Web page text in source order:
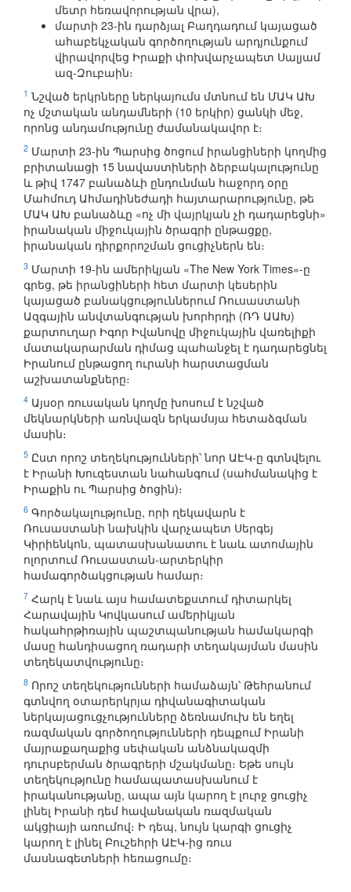
մետր հեռավորության վրա),
մարտի 23-ին դարձյալ Բաղդադում կայացած
ահաբեկչական գործողության արդյունքում
վիրավորվեց Իրաքի փոխվարչապետ Սալյամ
ազ-Զուբաին։
1 Նշված երկրները ներկայումս մտնում են ՄԱԿ ԱԽ
ոչ մշտական անդամների (10 երկիր) ցանկի մեջ,
որոնց անդամությունը ժամանակավոր է։
2 Մարտի 23-ին Պարսից ծոցում իրանցիների կողմից
բրիտանացի 15 նավաստիների ձերբակալությունը
և թիվ 1747 բանաձևի ընդունման հաջորդ օրը
Մահմուդ Ահմադինեժադի հայտարարությունը, թե
ՄԱԿ ԱԽ բանաձևը «ոչ մի վայրկյան չի դադարեցնի»
իրանական միջուկային ծրագրի ընթացքը,
իրանական դիրքորոշման ցուցիչներն են։
3 Մարտի 19-ին ամերիկյան «The New York Times»-ը
գրեց, թե իրանցիների հետ մարտի կեսերին
կայացած բանակցություններում Ռուսաստանի
Ազգային անվտանգության խորհրդի (ՌԴ ԱԱԽ)
քարտուղար Իգոր Իվանովը միջուկային վառելիքի
մատակարարման դիմաց պահանջել է դադարեցնել
Իրանում ընթացող ուրանի հարստացման
աշխատանքները։
4 Այսօր ռուսական կողմը խոսում է նշված
մեկնարկների առնվազն երկամսյա հետաձգման
մասին։
5 Ըստ որոշ տեղեկությունների՝ նոր ԱԷԿ-ը գտնվելու
է Իրանի Խուզեստան նահանգում (սահմանակից է
Իրաքին ու Պարսից ծոցին)։
6 Գործակալությունը, որի ղեկավարն է
Ռուսաստանի նախկին վարչապետ Սերգեյ
Կիրիենկոն, պատասխանատու է նաև ատոմային
ոլորտում Ռուսաստան-արտերկիր
համագործակցության համար։
7 Հարկ է նաև այս համատեքստում դիտարկել
Հարավային Կովկասում ամերիկյան
հակահրթիռային պաշտպանության համակարգի
մասը հանդիսացող ռադարի տեղակայման մասին
տեղեկատվությունը։
8 Որոշ տեղեկությունների համաձայն՝ Թեհրանում
գտնվող օտարերկրյա դիվանագիտական
ներկայացուցչությունները ձեռնամուխ են եղել
ռազմական գործողությունների դեպքում Իրանի
մայրաքաղաքից սեփական անձնակազմի
դուրսբերման ծրագրերի մշակմանը։ Եթե սույն
տեղեկությունը համապատասխանում է
իրականությանը, ապա այն կարող է լուրջ ցուցիչ
լինել Իրանի դեմ հավանական ռազմական
ակցիայի առումով։ Ի դեպ, նույն կարգի ցուցիչ
կարող է լինել Բուշեհրի ԱԷԿ-ից ռուս
մասնագետների հեռացումը։